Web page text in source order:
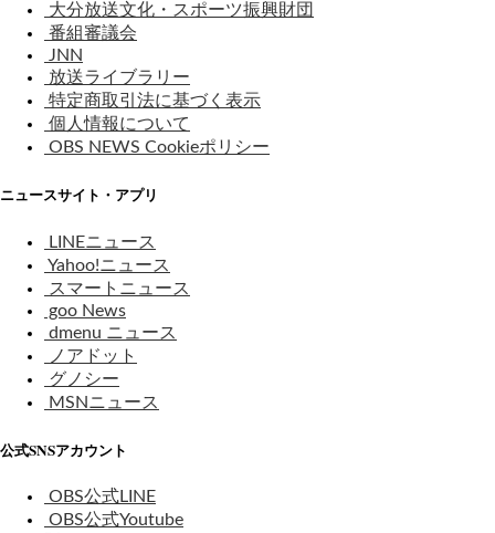
大分放送文化・スポーツ振興財団
番組審議会
JNN
放送ライブラリー
特定商取引法に基づく表示
個人情報について
OBS NEWS Cookieポリシー
ニュースサイト・アプリ
LINEニュース
Yahoo!ニュース
スマートニュース
goo News
dmenu ニュース
ノアドット
グノシー
MSNニュース
公式SNSアカウント
OBS公式LINE
OBS公式Youtube